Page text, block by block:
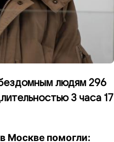
людям 296
3 часа 17
Москве помогли: